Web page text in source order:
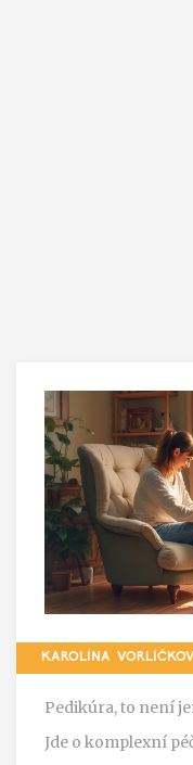
KAROLÍNA
Pedikúra, to není
Jde o komplexní